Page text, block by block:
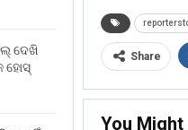
Share
You
ଦେଖି
ହୋସ୍